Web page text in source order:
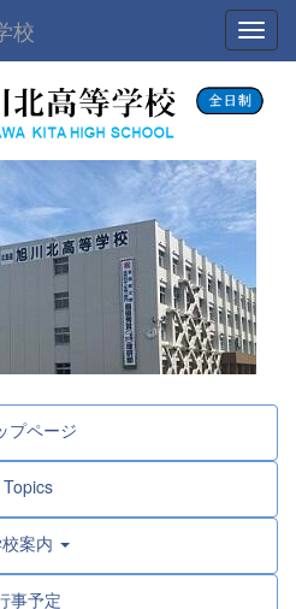
校
プページ
Topics
案内
事予定